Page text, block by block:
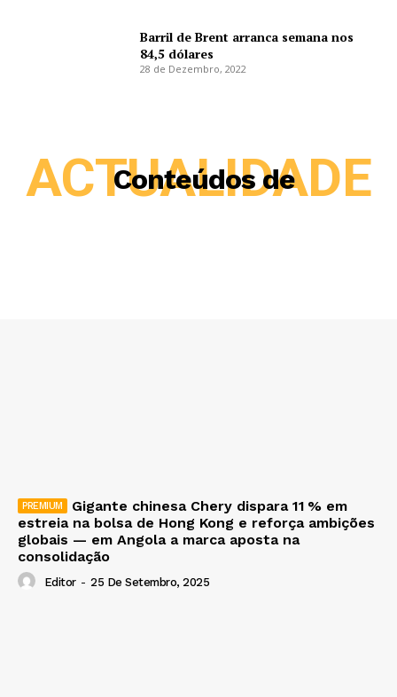
Barril de Brent arranca semana nos
84,5 dólares
28 de Dezembro, 2022
Conteúdos de
ACTUALIDADE
Gigante chinesa Chery dispara 11 % em
estreia na bolsa de Hong Kong e reforça ambições
globais — em Angola a marca aposta na
consolidação
Editor - 25 De Setembro, 2025